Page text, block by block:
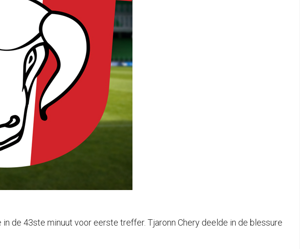
de 43ste minuut voor eerste treffer. Tjaronn Chery deelde in de blessure